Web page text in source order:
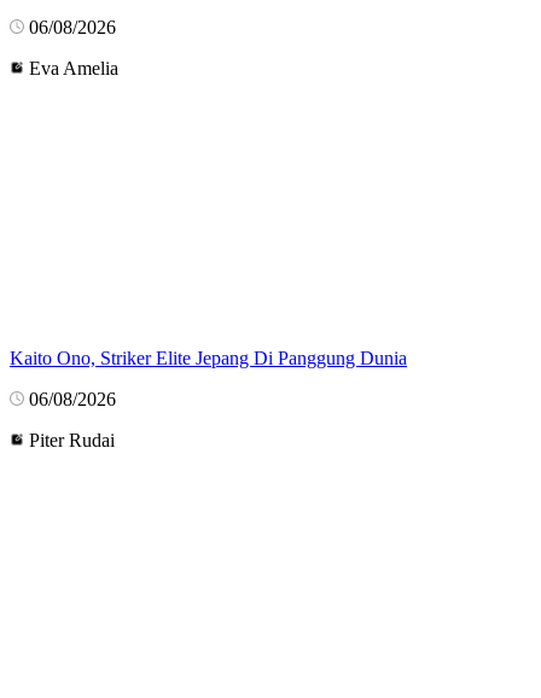
06/08/2026
Eva Amelia
Kaito Ono, Striker Elite Jepang Di Panggung Dunia
06/08/2026
Piter Rudai